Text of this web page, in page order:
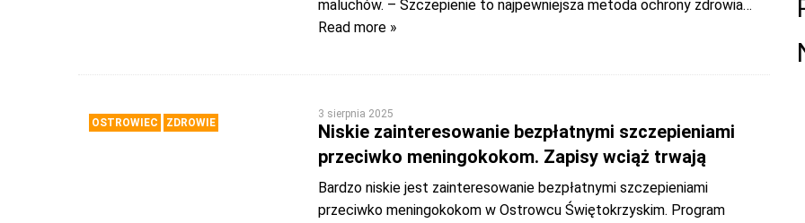
maluchów. – Szczepienie to najpewniejsza metoda ochrony zdrowia…
Read more »
OSTROWIEC ZDROWIE
3 sierpnia 2025
Niskie zainteresowanie bezpłatnymi szczepieniami
przeciwko meningokokom. Zapisy wciąż trwają
Bardzo niskie jest zainteresowanie bezpłatnymi szczepieniami
przeciwko meningokokom w Ostrowcu Świętokrzyskim. Program